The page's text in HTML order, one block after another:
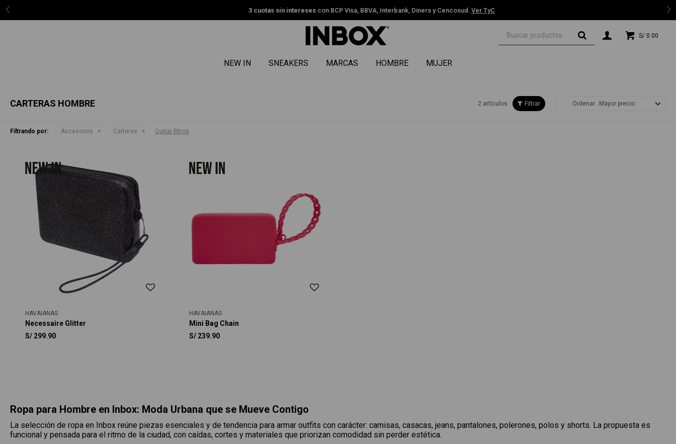
3 cuotas sin interesescon BCP Visa, BBVA, Interbank, Diners y Cencosud. Ver TyC
NEW IN SNEAKERS MARCAS HOMBRE MUJER
S/ 0.00
CARTERAS HOMBRE 2 artículos Mayor precio
Filtrando por: Accesorios Carteras Quitar filtros
HAVAIANAS
Necessaire Glitter
S/ 299.90
HAVAIANAS
Mini Bag Chain
S/ 239.90
Ropa para Hombre en Inbox: Moda Urbana que se Mueve Contigo
La selección de ropa en Inbox reúne piezas esenciales y de tendencia para armar outfits con carácter: camisas, casacas, jeans, pantalones, polerones, polos y shorts. La propuesta es
funcional y pensada para el ritmo de la ciudad, con caídas, cortes y materiales que priorizan comodidad sin perder estética.